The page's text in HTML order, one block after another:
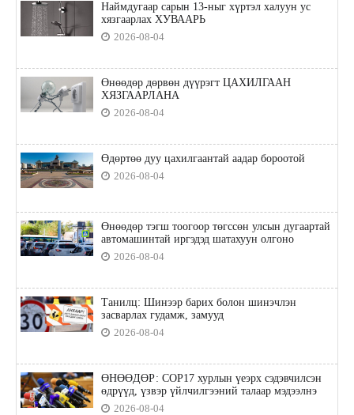
Наймдугаар сарын 13-ныг хүртэл халуун ус
хязгаарлах ХУВААРЬ
2026-08-04
Өнөөдөр дөрвөн дүүрэгт ЦАХИЛГААН
ХЯЗГААРЛАНА
2026-08-04
Өдөртөө дуу цахилгаантай аадар бороотой
2026-08-04
Өнөөдөр тэгш тоогоор төгссөн улсын дугаартай
автомашинтай иргэдэд шатахуун олгоно
2026-08-04
Танилц: Шинээр барих болон шинэчлэн
засварлах гудамж, замууд
2026-08-04
ӨНӨӨДӨР: COP17 хурлын үеэрх сэдэвчилсэн
өдрүүд, үзвэр үйлчилгээний талаар мэдээлнэ
2026-08-04